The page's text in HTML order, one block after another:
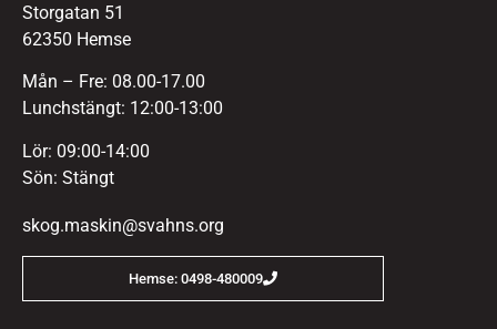
Storgatan 51
62350 Hemse
Mån – Fre: 08.00-17.00
Lunchstängt: 12:00-13:00
Lör: 09:00-14:00
Sön: Stängt
skog.maskin@svahns.org
Hemse: 0498-480009